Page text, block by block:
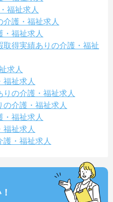
福祉求人
護・福祉求人
福祉求人
取得実績ありの介護・福祉
求人
祉求人
の介護・福祉求人
介護・福祉求人
福祉求人
祉求人
・福祉求人